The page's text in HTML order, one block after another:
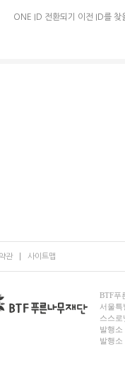
ONE ID 전환되기 이전 ID를 찾
관 사이트맵
BTF푸
서울
스스로
발행소
발행소